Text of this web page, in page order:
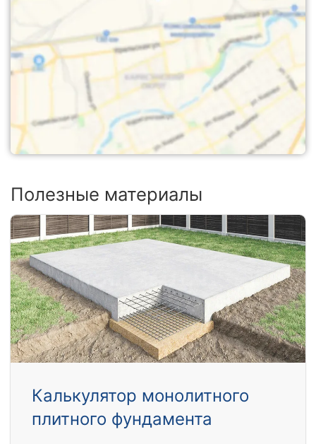
Полезные материалы
Калькулятор монолитного
плитного фундамента